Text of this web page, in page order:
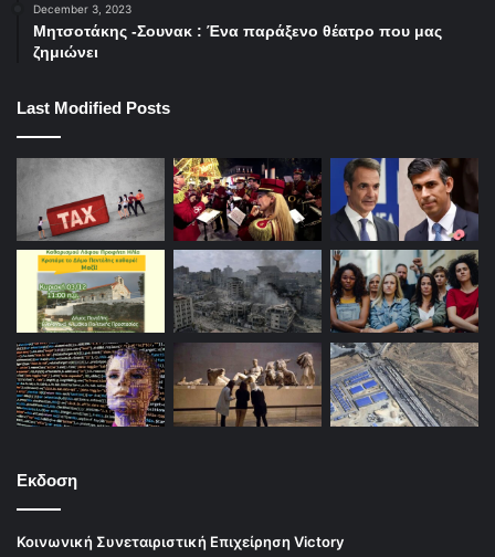
December 3, 2023
Μητσοτάκης -Σουνακ : Ένα παράξενο θέατρο που μας
ζημιώνει
Last Modified Posts
Εκδοση
Κοινωνική Συνεταιριστική Επιχείρηση Victory